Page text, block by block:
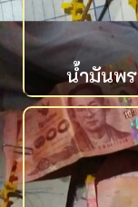
น้ำมันพร